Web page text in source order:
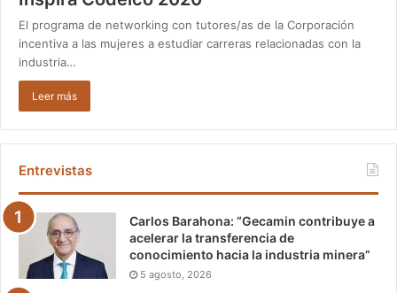
El programa de networking con tutores/as de la Corporación
incentiva a las mujeres a estudiar carreras relacionadas con la
industria…
Leer más
Entrevistas
Carlos Barahona: “Gecamin contribuye a
acelerar la transferencia de
conocimiento hacia la industria minera”
5 agosto, 2026